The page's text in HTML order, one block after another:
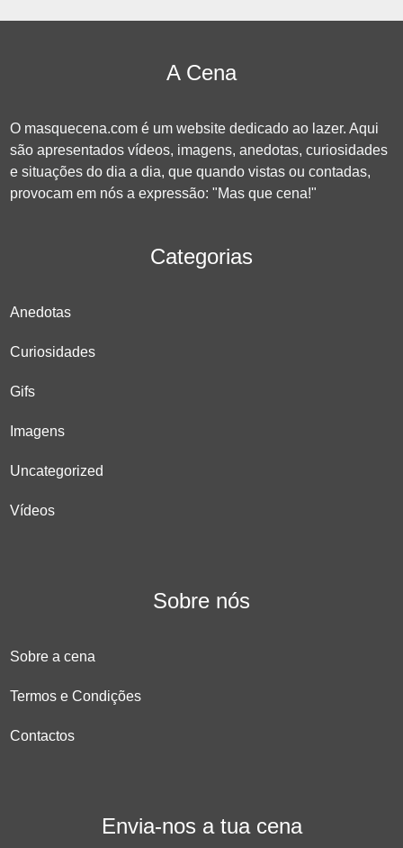
A Cena
O masquecena.com é um website dedicado ao lazer. Aqui
são apresentados vídeos, imagens, anedotas, curiosidades
e situações do dia a dia, que quando vistas ou contadas,
provocam em nós a expressão: "Mas que cena!"
Categorias
Anedotas
Curiosidades
Gifs
Imagens
Uncategorized
Vídeos
Sobre nós
Sobre a cena
Termos e Condições
Contactos
Envia-nos a tua cena